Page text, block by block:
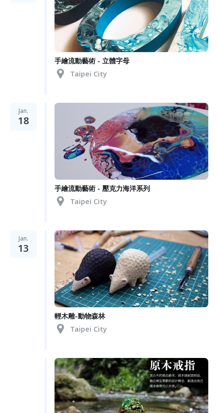
手繪流動藝術 - 立體字母
Taipei City
Jan.
18
手繪流動藝術 - 壓克力海洋系列
Taipei City
Jan.
13
輕木雕-動物森林
Taipei City